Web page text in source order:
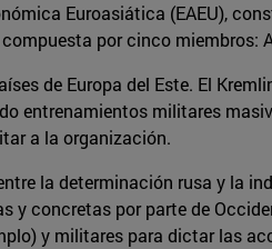
Euroasiática (EAEU),
por cinco miembros:
de Europa del Este. El
entrenamientos militares
a la organización.
la determinación rusa y la
concretas por parte de
y militares para dictar las